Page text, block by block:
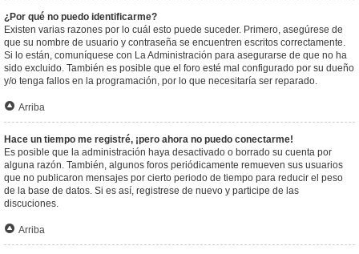
¿Por qué no puedo identificarme?
Existen varias razones por lo cuál esto puede suceder. Primero, asegúrese de
que su nombre de usuario y contraseña se encuentren escritos correctamente.
Si lo están, comuníquese con La Administración para asegurarse de que no ha
sido excluido. También es posible que el foro esté mal configurado por su dueño
y/o tenga fallos en la programación, por lo que necesitaría ser reparado.
Arriba
Hace un tiempo me registré, ¡pero ahora no puedo conectarme!
Es posible que la administración haya desactivado o borrado su cuenta por
alguna razón. También, algunos foros periódicamente remueven sus usuarios
que no publicaron mensajes por cierto periodo de tiempo para reducir el peso
de la base de datos. Si es así, registrese de nuevo y participe de las
discuciones.
Arriba